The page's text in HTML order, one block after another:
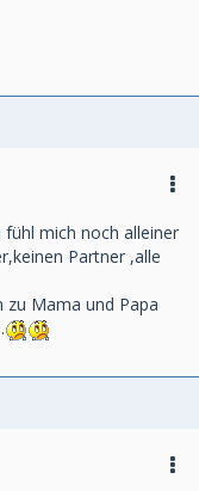
mich noch alleiner
Partner ,alle
zu Mama und Papa